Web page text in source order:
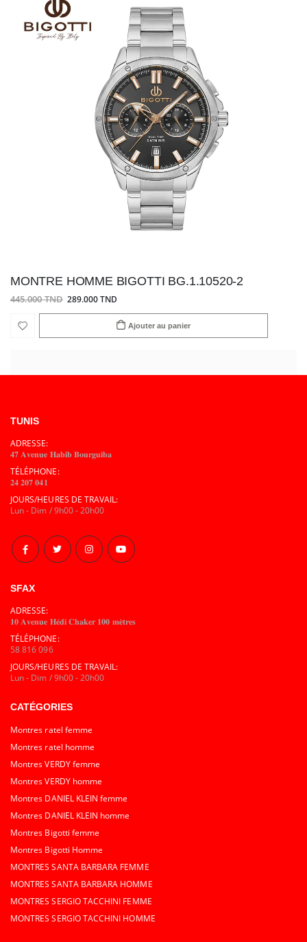
MONTRE HOMME BIGOTTI BG.1.10520-2
445.000 TND 289.000 TND
Ajouter au panier
TUNIS
ADRESSE:
𝟒𝟕 𝐀𝐯𝐞𝐧𝐮𝐞 𝐇𝐚𝐛𝐢𝐛 𝐁𝐨𝐮𝐫𝐠𝐮𝐢𝐛𝐚
TÉLÉPHONE:
𝟐𝟒 𝟐𝟎𝟕 𝟎𝟒𝟏
JOURS/HEURES DE TRAVAIL:
Lun - Dim / 9h00 - 20h00
SFAX
ADRESSE:
𝟏𝟎 𝐀𝐯𝐞𝐧𝐮𝐞 𝐇𝐞́𝐝𝐢 𝐂𝐡𝐚𝐤𝐞𝐫 𝟏𝟎𝟎 𝐦𝐞̀𝐭𝐫𝐞𝐬
TÉLÉPHONE:
58 816 096
JOURS/HEURES DE TRAVAIL:
Lun - Dim / 9h00 - 20h00
CATÉGORIES
Montres ratel femme
Montres ratel homme
Montres VERDY femme
Montres VERDY homme
Montres DANIEL KLEIN femme
Montres DANIEL KLEIN homme
Montres Bigotti femme
Montres Bigotti Homme
MONTRES SANTA BARBARA FEMME
MONTRES SANTA BARBARA HOMME
MONTRES SERGIO TACCHINI FEMME
MONTRES SERGIO TACCHINI HOMME